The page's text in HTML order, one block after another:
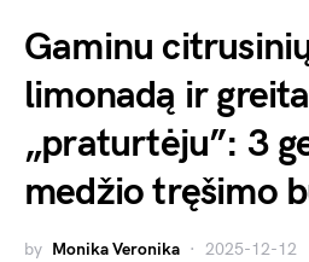
Gaminu
limonadą ir
„praturtėju”: 3
medžio tręšimo
by Monika Veronika 2025-12-12